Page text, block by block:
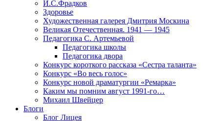
И.С.Фрадков
Здоровье
Художественная галерея Дмитрия Москина
Великая Отечественная. 1941 — 1945
Педагогика С. Артемьевой
Педагогика школы
Педагогика двора
Конкурс короткого рассказа «Сестра таланта»
Конкурс «Во весь голос»
Конкурс новой драматургии «Ремарка»
Каким мы помним август 1991-го…
Михаил Швейцер
Блоги
Блог Лицея